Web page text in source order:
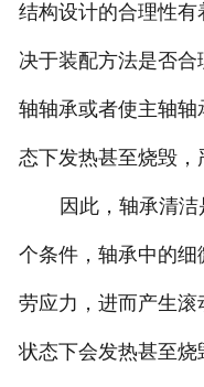
结构设计的合理性
决于装配方法是否
轴轴承或者使主轴
态下发热甚至烧毁，
因此，轴承清
个条件，轴承中的
劳应力，进而产生
状态下会发热甚至